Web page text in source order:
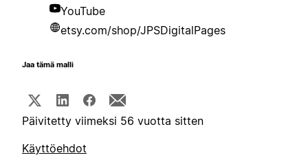
YouTube
etsy.com/shop/JPSDigitalPages
Jaa tämä malli
Päivitetty viimeksi 56 vuotta sitten
Käyttöehdot